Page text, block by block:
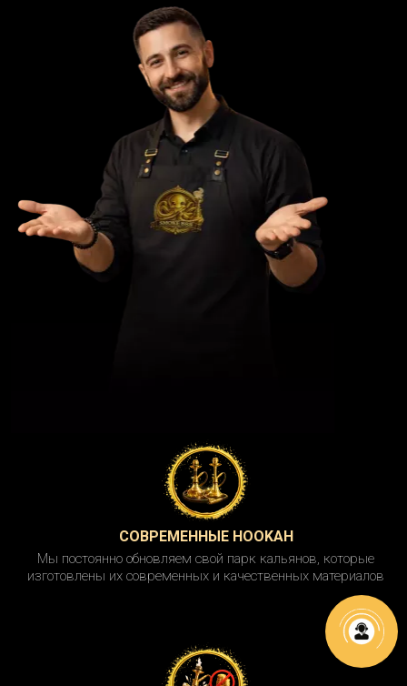
СОВРЕМЕННЫЕ HOOKAH
Мы постоянно обновляем свой парк кальянов, которые
изготовлены их современных и качественных материалов